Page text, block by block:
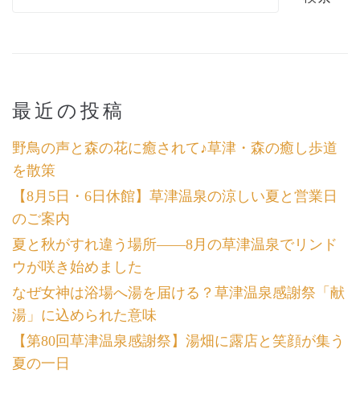
最近の投稿
野鳥の声と森の花に癒されて♪草津・森の癒し歩道
を散策
【8月5日・6日休館】草津温泉の涼しい夏と営業日
のご案内
夏と秋がすれ違う場所――8月の草津温泉でリンド
ウが咲き始めました
なぜ女神は浴場へ湯を届ける？草津温泉感謝祭「献
湯」に込められた意味
【第80回草津温泉感謝祭】湯畑に露店と笑顔が集う
夏の一日